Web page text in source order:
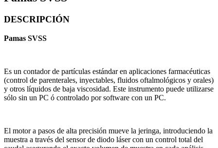
DESCRIPCIÓN
Pamas SVSS
Es un contador de partículas estándar en aplicaciones farmacéuticas
(control de parenterales, inyectables, fluidos oftalmológicos y orales)
y otros líquidos de baja viscosidad. Este instrumento puede utilizarse
sólo sin un PC ó controlado por software con un PC.
El motor a pasos de alta precisión mueve la jeringa, introduciendo la
muestra a través del sensor de diodo láser con un control total del